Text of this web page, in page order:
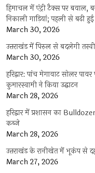
हिमाचल में एंट्री टैक्स पर बवाल,
निकाली गाड़ियां; पहली से बढ़ी
March 30, 2026
उत्तराखंड में पिरुल से बदलेगी
March 30, 2026
हरिद्वार: पांच मेगावाट सोलर पावर
कुमारस्वामी ने किया उद्घाटन
March 28, 2026
हरिद्वार में प्रशासन का
कब्जे
March 28, 2026
उत्तराखंड के रानीखेत में भूकंप से
March 27, 2026